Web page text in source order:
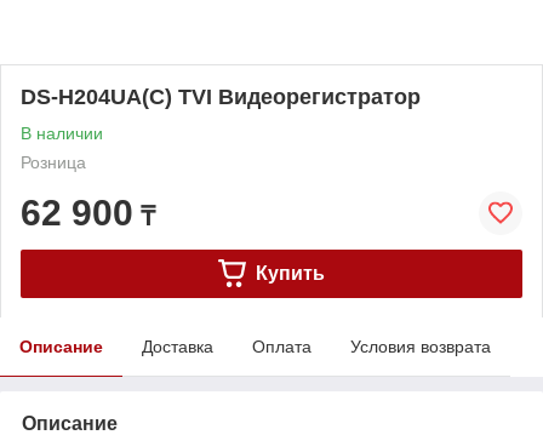
DS-H204UA(C) TVI Видеорегистратор
В наличии
Розница
62 900 ₸
Купить
Описание Доставка Оплата Условия возврата
Описание